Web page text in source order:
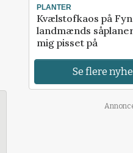
PLANTER
Kvælstofkaos på
landmænds
mig pisset på
Se flere